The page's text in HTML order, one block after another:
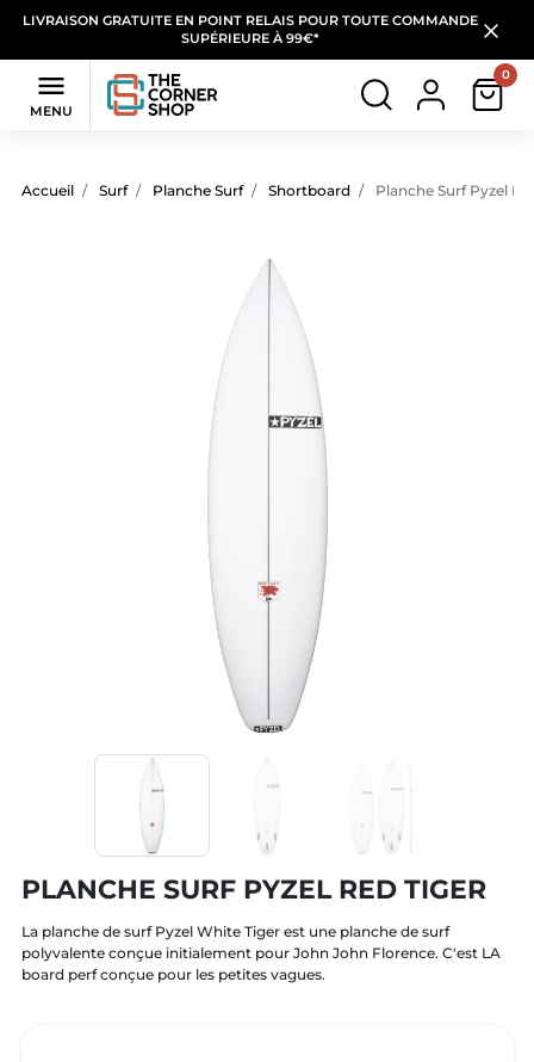
LIVRAISON GRATUITE EN POINT RELAIS POUR TOUTE COMMANDE
SUPÉRIEURE À 99€*

MENU
0
Accueil Surf Planche Surf Shortboard Planche Surf Pyzel
PLANCHE SURF PYZEL RED TIGER
La planche de surf Pyzel White Tiger est une planche de surf
polyvalente conçue initialement pour John John Florence. C'est LA
board perf conçue pour les petites vagues.